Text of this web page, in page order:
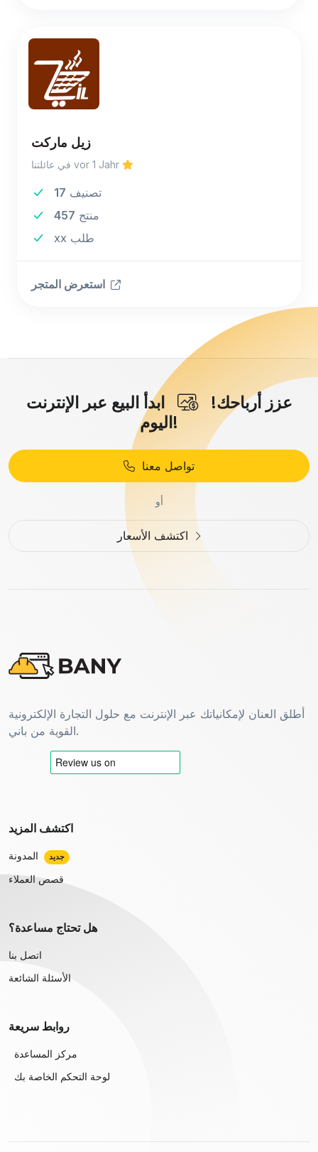
زيل ماركت
في عائلتنا vor 1 Jahr
17 تصنيف
457 منتج
xx طلب
عزز أرباحك!
ابدأ البيع عبر الإنترنت
اليوم!
تواصل معنا
أو
أطلق العنان لإمكانياتك عبر الإنترنت مع حلول التجارة الإلكترونية
القوية من باني.
اكتشف المزيد
جديد
قصص العملاء
هل تحتاج مساعدة؟
اتصل بنا
الأسئلة الشائعة
روابط سريعة
مركز المساعدة
لوحة التحكم الخاصة بك